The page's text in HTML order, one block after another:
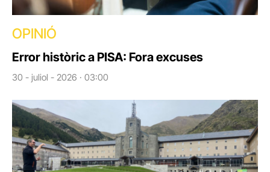
OPINIÓ
Error històric a PISA: Fora excuses
30 - juliol - 2026 · 03:00